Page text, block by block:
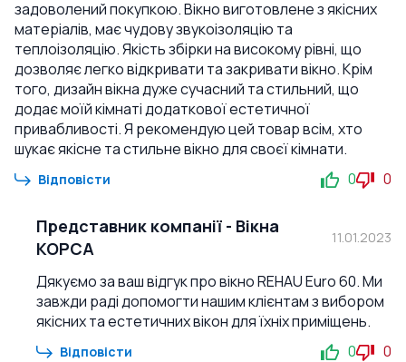
задоволений покупкою. Вікно виготовлене з якісних
матеріалів, має чудову звукоізоляцію та
теплоізоляцію. Якість збірки на високому рівні, що
дозволяє легко відкривати та закривати вікно. Крім
того, дизайн вікна дуже сучасний та стильний, що
додає моїй кімнаті додаткової естетичної
привабливості. Я рекомендую цей товар всім, хто
шукає якісне та стильне вікно для своєї кімнати.
Відповісти 0 0
Представник компанії - Вікна
КОРСА
11.01.2023
Дякуємо за ваш відгук про вікно REHAU Euro 60. Ми
завжди раді допомогти нашим клієнтам з вибором
якісних та естетичних вікон для їхніх приміщень.
Відповісти 0 0